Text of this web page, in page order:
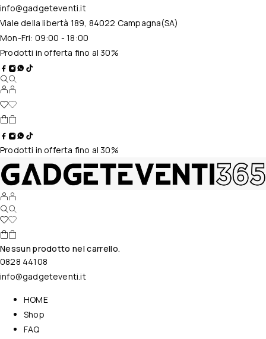
info@gadgeteventi.it
Viale della libertà 189, 84022 Campagna(SA)
Mon-Fri: 09:00 - 18:00
Prodotti in offerta fino al 30%
Prodotti in offerta fino al 30%
Nessun prodotto nel carrello.
0828 44108
info@gadgeteventi.it
HOME
Shop
FAQ